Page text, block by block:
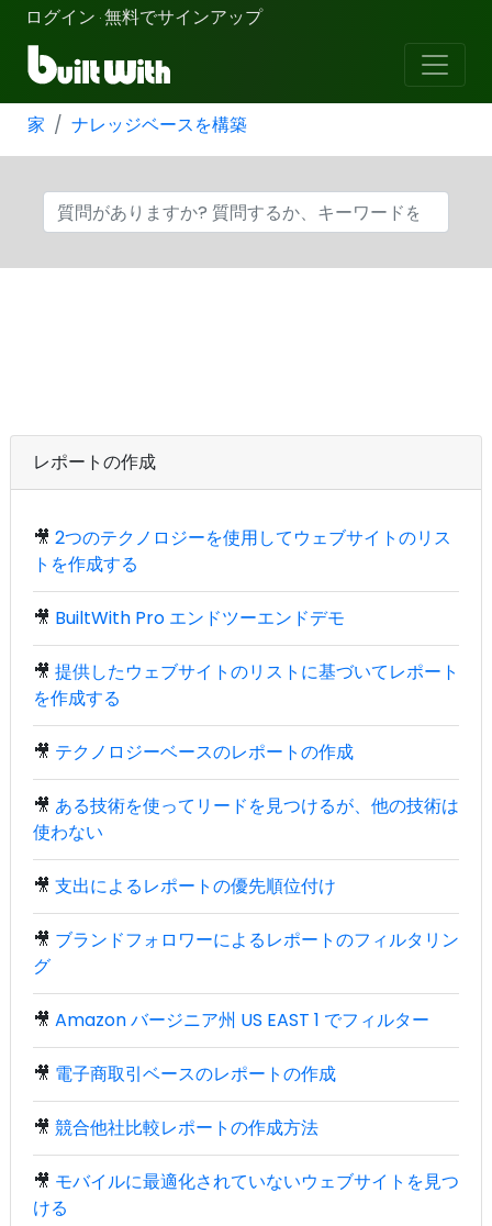
ログイン ·無料でサインアップ
家 ナレッジベースを構築
レポートの作成
🎥 2つのテクノロジーを使用してウェブサイトのリス
トを作成する
🎥 BuiltWith Pro エンドツーエンドデモ
🎥 提供したウェブサイトのリストに基づいてレポート
を作成する
🎥 テクノロジーベースのレポートの作成
🎥 ある技術を使ってリードを見つけるが、他の技術は
使わない
🎥 支出によるレポートの優先順位付け
🎥 ブランドフォロワーによるレポートのフィルタリン
グ
🎥 Amazon バージニア州 US EAST 1 でフィルター
🎥 電子商取引ベースのレポートの作成
🎥 競合他社比較レポートの作成方法
🎥 モバイルに最適化されていないウェブサイトを見つ
ける